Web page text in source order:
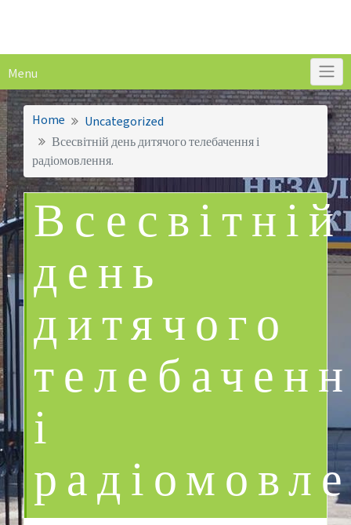
Menu
Home
Uncategorized
Всесвітній день дитячого телебачення і
радіомовлення.
Всесвітній
день
дитячого
і